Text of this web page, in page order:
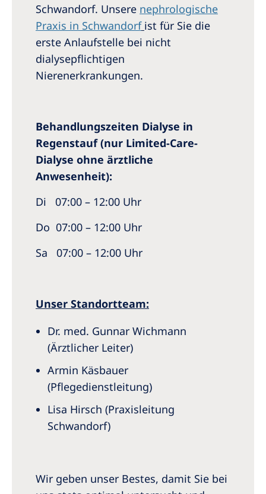
Schwandorf. Unsere nephrologische
Praxis in Schwandorf ist für Sie die
erste Anlaufstelle bei nicht
dialysepflichtigen
Nierenerkrankungen.
Behandlungszeiten Dialyse in
Regenstauf (nur Limited-Care-
Dialyse ohne ärztliche
Anwesenheit):
Di 07:00 – 12:00 Uhr
Do 07:00 – 12:00 Uhr
Sa 07:00 – 12:00 Uhr
Unser Standortteam:
Dr. med. Gunnar Wichmann
(Ärztlicher Leiter)
Armin Käsbauer
(Pflegedienstleitung)
Lisa Hirsch (Praxisleitung
Schwandorf)
Wir geben unser Bestes, damit Sie bei